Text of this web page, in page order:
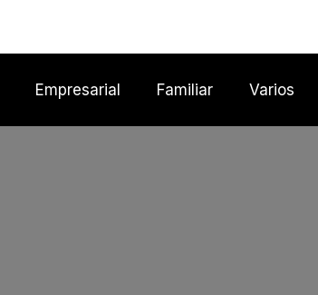
Empresarial Familiar Varios